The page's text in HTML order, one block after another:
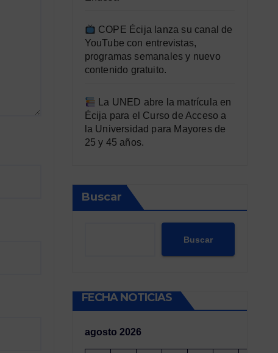
COPE Écija lanza su canal de
YouTube con entrevistas,
programas semanales y nuevo
contenido gratuito.
La UNED abre la matrícula en
Écija para el Curso de Acceso a
la Universidad para Mayores de
25 y 45 años.
Buscar
Buscar
FECHA NOTICIAS
agosto 2026